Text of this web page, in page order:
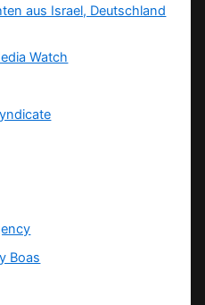
aus Israel, Deutschland
Watch
Boas